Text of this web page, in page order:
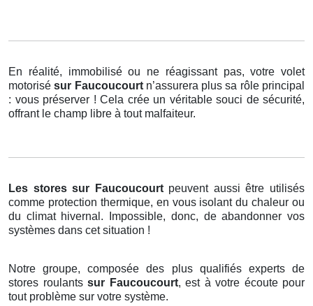
En réalité, immobilisé ou ne réagissant pas, votre volet
motorisésur Faucoucourt n’assurera plus sa rôle principal
: vous préserver ! Cela crée un véritable souci de sécurité,
offrant le champ libre à tout malfaiteur.
Les stores sur Faucoucourt peuvent aussi être utilisés
comme protection thermique, en vous isolant du chaleur ou
du climat hivernal. Impossible, donc, de abandonner vos
systèmes dans cet situation !
Notre groupe, composée des plus qualifiés experts de
stores roulants sur Faucoucourt, est à votre écoute pour
tout problème sur votre système.